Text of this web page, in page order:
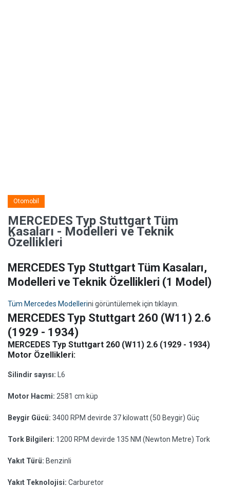
Otomobil
MERCEDES Typ Stuttgart Tüm
Kasaları - Modelleri ve Teknik
Özellikleri
MERCEDES Typ Stuttgart Tüm Kasaları,
Modelleri ve Teknik Özellikleri (1 Model)
Tüm Mercedes Modellerini görüntülemek için tıklayın.
MERCEDES Typ Stuttgart 260 (W11) 2.6
(1929 - 1934)
MERCEDES Typ Stuttgart 260 (W11) 2.6 (1929 - 1934)
Motor Özellikleri:
Silindir sayısı: L6
Motor Hacmi: 2581 cm küp
Beygir Gücü: 3400 RPM devirde 37 kilowatt (50 Beygir) Güç
Tork Bilgileri: 1200 RPM devirde 135 NM (Newton Metre) Tork
Yakıt Türü: Benzinli
Yakıt Teknolojisi: Carburetor